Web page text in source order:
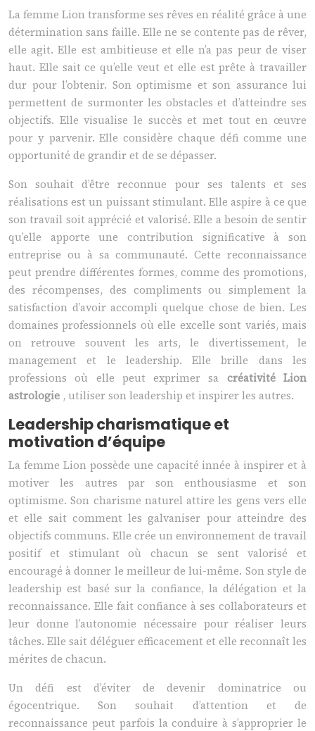
La femme Lion transforme ses rêves en réalité grâce à une
détermination sans faille. Elle ne se contente pas de rêver,
elle agit. Elle est ambitieuse et elle n’a pas peur de viser
haut. Elle sait ce qu’elle veut et elle est prête à travailler
dur pour l’obtenir. Son optimisme et son assurance lui
permettent de surmonter les obstacles et d’atteindre ses
objectifs. Elle visualise le succès et met tout en œuvre
pour y parvenir. Elle considère chaque défi comme une
opportunité de grandir et de se dépasser.
Son souhait d’être reconnue pour ses talents et ses
réalisations est un puissant stimulant. Elle aspire à ce que
son travail soit apprécié et valorisé. Elle a besoin de sentir
qu’elle apporte une contribution significative à son
entreprise ou à sa communauté. Cette reconnaissance
peut prendre différentes formes, comme des promotions,
des récompenses, des compliments ou simplement la
satisfaction d’avoir accompli quelque chose de bien. Les
domaines professionnels où elle excelle sont variés, mais
on retrouve souvent les arts, le divertissement, le
management et le leadership. Elle brille dans les
professions où elle peut exprimer sa créativité Lion
astrologie , utiliser son leadership et inspirer les autres.
Leadership charismatique et
motivation d’équipe
La femme Lion possède une capacité innée à inspirer et à
motiver les autres par son enthousiasme et son
optimisme. Son charisme naturel attire les gens vers elle
et elle sait comment les galvaniser pour atteindre des
objectifs communs. Elle crée un environnement de travail
positif et stimulant où chacun se sent valorisé et
encouragé à donner le meilleur de lui-même. Son style de
leadership est basé sur la confiance, la délégation et la
reconnaissance. Elle fait confiance à ses collaborateurs et
leur donne l’autonomie nécessaire pour réaliser leurs
tâches. Elle sait déléguer efficacement et elle reconnaît les
mérites de chacun.
Un défi est d’éviter de devenir dominatrice ou
égocentrique. Son souhait d’attention et de
reconnaissance peut parfois la conduire à s’approprier le